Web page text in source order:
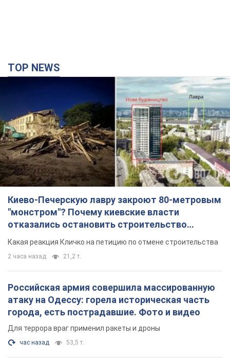
TOP NEWS
Киево-Печерскую лавру закроют 80-метровым
"монстром"? Почему киевские власти
отказались остановить строительство
небоскреба "московского верующего"
Какая реакция Кличко на петицию по отмене строительства
2 часа назад 21,2 т.
Российская армия совершила массированную
атаку на Одессу: горела историческая часть
города, есть пострадавшие. Фото и видео
Для террора враг применил ракеты и дроны
час назад 53,5 т.